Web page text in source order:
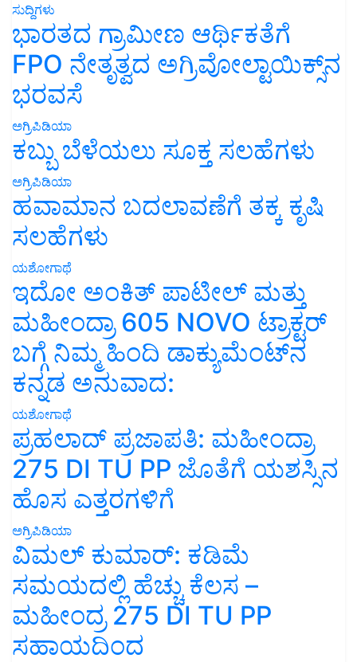
ಸುದ್ದಿಗಳು
ಭಾರತದ ಗ್ರಾಮೀಣ ಆರ್ಥಿಕತೆಗೆ
FPO ನೇತೃತ್ವದ ಅಗ್ರಿವೋಲ್ಟಾಯಿಕ್ಸ್‌ನ
ಭರವಸೆ
ಅಗ್ರಿಪಿಡಿಯಾ
ಕಬ್ಬು ಬೆಳೆಯಲು ಸೂಕ್ತ ಸಲಹೆಗಳು
ಅಗ್ರಿಪಿಡಿಯಾ
ಹವಾಮಾನ ಬದಲಾವಣೆಗೆ ತಕ್ಕ ಕೃಷಿ
ಸಲಹೆಗಳು
ಯಶೋಗಾಥೆ
ಇದೋ ಅಂಕಿತ್ ಪಾಟೀಲ್ ಮತ್ತು
ಮಹೀಂದ್ರಾ 605 NOVO ಟ್ರಾಕ್ಟರ್
ಬಗ್ಗೆ ನಿಮ್ಮ ಹಿಂದಿ ಡಾಕ್ಯುಮೆಂಟ್‌ನ
ಕನ್ನಡ ಅನುವಾದ:
ಯಶೋಗಾಥೆ
ಪ್ರಹಲಾದ್ ಪ್ರಜಾಪತಿ: ಮಹೀಂದ್ರಾ
275 DI TU PP ಜೊತೆಗೆ ಯಶಸ್ಸಿನ
ಹೊಸ ಎತ್ತರಗಳಿಗೆ
ಅಗ್ರಿಪಿಡಿಯಾ
ವಿಮಲ್ ಕುಮಾರ್: ಕಡಿಮೆ
ಸಮಯದಲ್ಲಿ ಹೆಚ್ಚು ಕೆಲಸ –
ಮಹೀಂದ್ರ 275 DI TU PP
ಸಹಾಯದಿಂದ